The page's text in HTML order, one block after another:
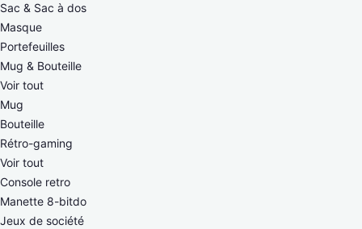
Sac & Sac à dos
Masque
Portefeuilles
Mug & Bouteille
Voir tout
Mug
Bouteille
Rétro-gaming
Voir tout
Console retro
Manette 8-bitdo
Jeux de société